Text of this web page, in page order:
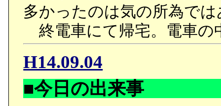
多かったのは気の所為で
終電車にて帰宅。電車の
H14.09.04
■今日の出来事